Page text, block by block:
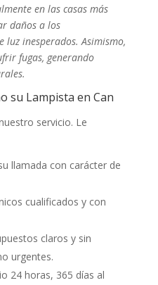
en las casas más
daños a los
luz inesperados. Asimismo,
fugas, generando
su Lampista en Can
servicio. Le
llamada con carácter de
cualificados y con
claros y sin
urgentes.
24 horas, 365 días al